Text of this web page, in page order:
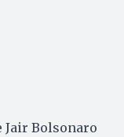
Jair Bolsonaro